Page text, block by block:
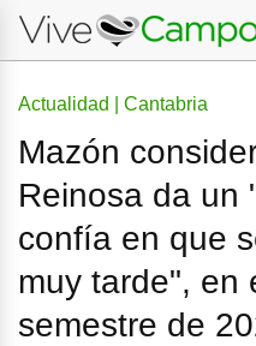
Actualidad | Cantabria
Mazón
Reinosa da un
confía en que
muy tarde", en
semestre de